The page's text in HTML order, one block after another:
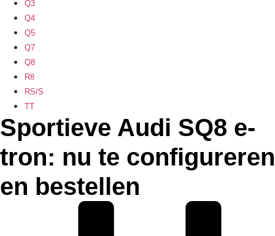
Q3
Q4
Q5
Q7
Q8
R8
RS/S
TT
Sportieve Audi SQ8 e-
tron: nu te configureren
en bestellen